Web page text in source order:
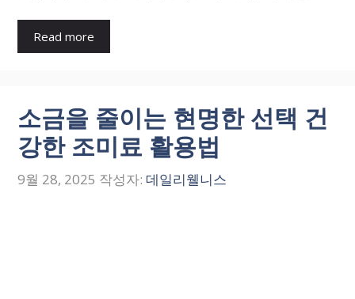
Read more
소금을 줄이는 현명한 선택 건
강한 조미료 활용법
9월 28, 2025 작성자: 데일리웰니스